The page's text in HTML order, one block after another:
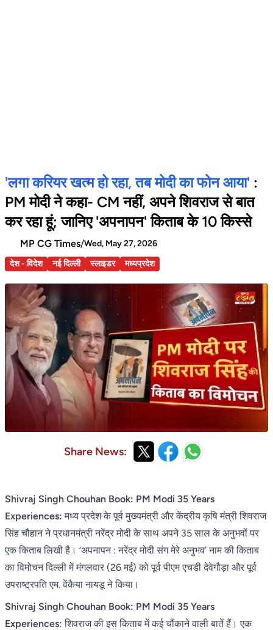
'लगा करियर खत्म हो रहा, तब मोदी का फोन आया' :
PM मोदी ने कहा- CM नहीं, अपने शिवराज से बात
कर रहा हूं; जानिए 'अपनापन' किताब के 10 किस्से
MP CG Times/Wed, May 27, 2026
देश - विदेश
नई दिल्ली स्लाइडर मध्यप्रदेश
Share News:
Shivraj Singh Chouhan Book: PM Modi 35 Years
Experiences: मध्य प्रदेश के पूर्व मुख्यमंत्री और केंद्रीय कृषि मंत्री शिवराज
सिंह चौहान ने प्रधानमंत्री नरेंद्र मोदी के साथ अपने 35 साल के अनुभवों पर
एक किताब लिखी है। ‘अपनापन : नरेंद्र मोदी संग मेरे अनुभव’ नाम की किताब
का विमोचन दिल्ली में मंगलवार (26 मई) को पूर्व पीएम एचडी देवेगौड़ा और पूर्व
उपराष्ट्रपति एम. वेंकैया नायडू ने किया।
Shivraj Singh Chouhan Book: PM Modi 35 Years
Experiences:शिवराज की इस किताब में कई चौंकाने वाली बातें हैं। एक